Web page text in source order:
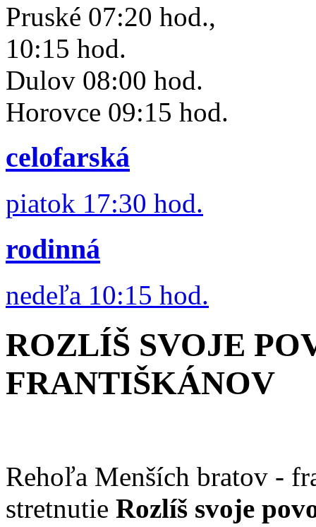
Pruské 07:20 hod.,
10:15 hod.
Dulov 08:00 hod.
Horovce 09:15 hod.
celofarská
piatok 17:30 hod.
rodinná
nedeľa 10:15 hod.
ROZLÍŠ SVOJE
FRANTIŠKÁNOV
Rehoľa Menších bratov -
stretnutie Rozlíš svoje